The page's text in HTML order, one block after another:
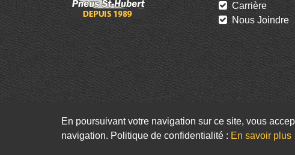
Carrière
Nous Joindre
En poursuivant votre navigation sur ce site, vous
navigation. Politique de confidentialité : En savoir plus